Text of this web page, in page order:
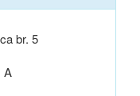
br. 5
A